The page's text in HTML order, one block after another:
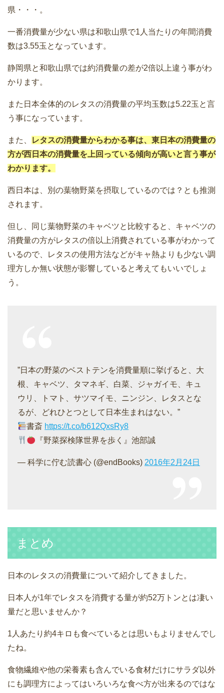
県・・・。
一番消費量が少ない県は和歌山県で1人当たりの年間消費
数は3.55玉となっています。
静岡県と和歌山県では約消費量の差が2倍以上違う事がわ
かります。
また日本全体的のレタスの消費量の平均玉数は5.22玉と言
う事になっています。
また、
レタスの消費量からわかる事は、東日本の消費量の
方が西日本の消費量を上回っている傾向が高いと言う事が
わかります。
西日本は、別の葉物野菜を摂取しているのでは？とも推測
されます。
但し、同じ葉物野菜のキャベツと比較すると、キャベツの
消費量の方がレタスの倍以上消費されている事がわかって
いるので、レタスの使用方法などがキャ熱よりも少ない調
理方しか無い状態が影響していると考えてもいいでしょ
う。
”日本の野菜のベストテンを消費量順に挙げると、大
根、キャベツ、タマネギ、白菜、ジャガイモ、キュ
ウリ、トマト、サツマイモ、ニンジン、レタスとな
るが、どれひとつとして日本生まれはない。”
書斎 https://t.co/b612QxsRy8
『野菜探検隊世界を歩く』池部誠
— 科学に佇む読書心 (@endBooks) 2016年2月24日
まとめ
日本のレタスの消費量について紹介してきました。
日本人が1年でレタスを消費する量が約52万トンとは凄い
量だと思いませんか？
1人あたり約4キロも食べているとは思いもよりませんでし
たね。
食物繊維や他の栄養素も含んでいる食材だけにサラダ以外
にも調理方によってはいろいろな食べ方が出来るのではな